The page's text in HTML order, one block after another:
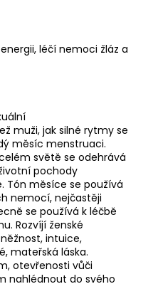
léčí nemoci žláz a
muži, jak silné rytmy se
měsíc menstruaci.
světě se odehrává
pochody
Tón měsíce se používá
nemocí, nejčastěji
se používá k léčbě
Rozvíjí ženské
intuice,
mateřská láska.
otevřenosti vůči
nahlédnout do svého